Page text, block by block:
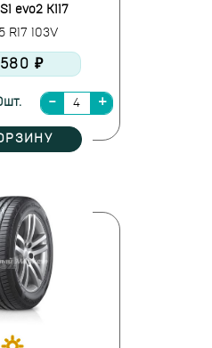
evo2 K117
R17 103V
580 ₽